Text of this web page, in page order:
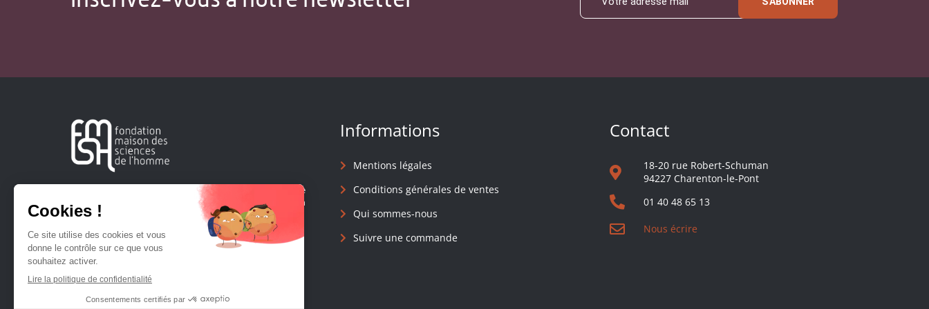
Créée en 1963, la Fondation Maison Sciences de l'Homme
soutient la recherche et la diffusion des connaissances en
sciences humaines et sociales.
Informations
Mentions légales
Conditions générales de ventes
Qui sommes-nous
Suivre une commande
Contact
18-20 rue Robert-Schuman
94227 Charenton-le-Pont
01 40 48 65 13
Nous écrire